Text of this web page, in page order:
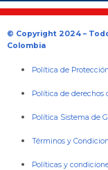
© Copyright 2024 –
Colombia
Política de
Política de derechos
Política Sistema de
Términos y
Políticas y